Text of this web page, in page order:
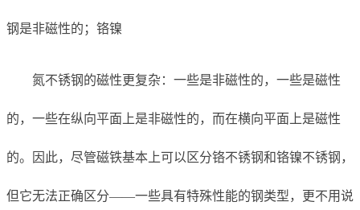
钢是非磁性的；铬镍
氮不锈钢的磁性更复杂：一些是非磁性的，一些是磁性
的，一些在纵向平面上是非磁性的，而在横向平面上是磁性
的。因此，尽管磁铁基本上可以区分铬不锈钢和铬镍不锈钢，
但它无法正确区分——一些具有特殊性能的钢类型，更不用说